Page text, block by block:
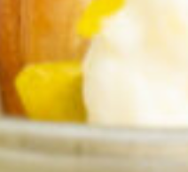
zum füllen, dippen & teilen.
& Buffets
Stück